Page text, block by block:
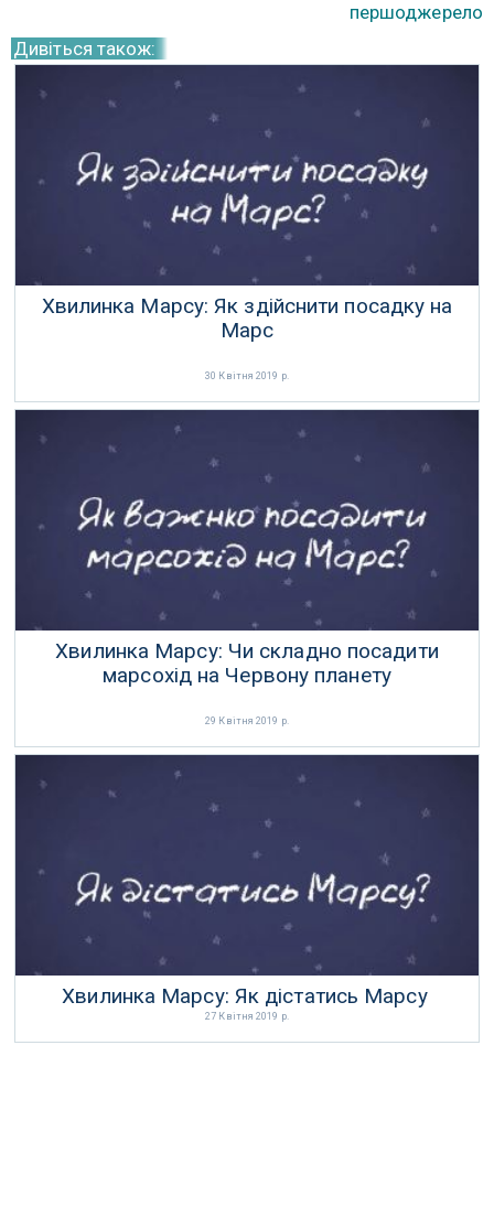
першоджерело
Дивіться також:
Хвилинка Марсу: Як здійснити посадку на
Марс
30 Квітня 2019 р.
Хвилинка Марсу: Чи складно посадити
марсохід на Червону планету
29 Квітня 2019 р.
Хвилинка Марсу: Як дістатись Марсу
27 Квітня 2019 р.